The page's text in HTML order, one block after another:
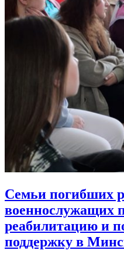
Семьи погибших
военнослужащих
реабилитацию и
поддержку в